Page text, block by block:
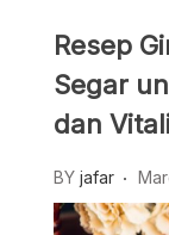
Resep
Segar
dan
BY jafar